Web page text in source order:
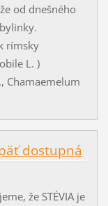
od dnešného
rímsky
L. )
Chamaemelum
dostupná
že STÉVIA je